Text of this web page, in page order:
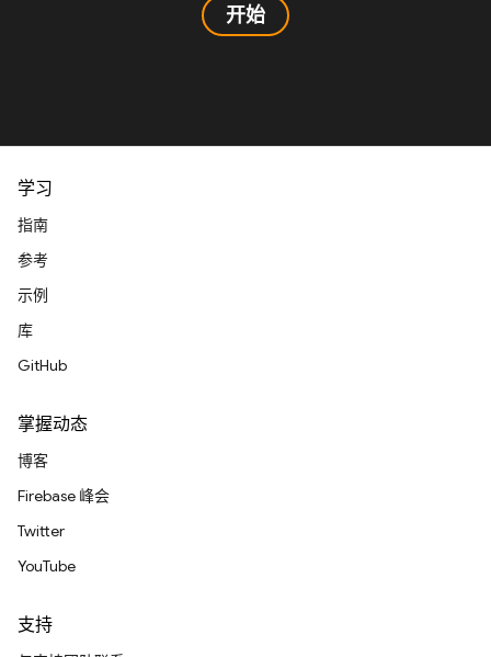
开始
学习
指南
参考
示例
库
GitHub
掌握动态
博客
Firebase 峰会
Twitter
YouTube
支持